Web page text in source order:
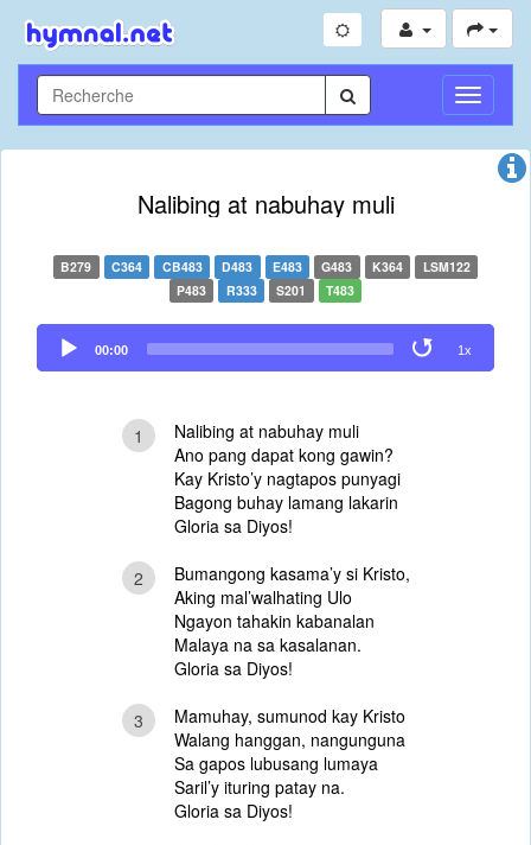
Toggle
Nalibing at nabuhay muli
B279 C364 CB483 D483 E483 G483 K364
LSM122
P483
R333 S201 T483
Audio
Player
00:00 1x
1
Nalibing at nabuhay muli
Ano pang dapat kong gawin?
Kay Kristo’y nagtapos punyagi
Bagong buhay lamang lakarin
Gloria sa Diyos!
2
Bumangong kasama’y si Kristo,
Aking mal’walhating Ulo
Ngayon tahakin kabanalan
Malaya na sa kasalanan.
Gloria sa Diyos!
3
Mamuhay, sumunod kay Kristo
Walang hanggan, nangunguna
Sa gapos lubusang lumaya
Saril’y ituring patay na.
Gloria sa Diyos!